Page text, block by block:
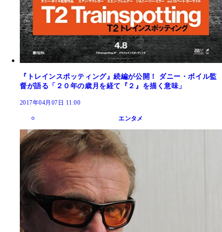
『トレインスポッティング』続編が公開！ ダニー・ボイル監
督が語る「２０年の歳月を経て『２』を描く意味」
2017年04月07日 11:00
エンタメ